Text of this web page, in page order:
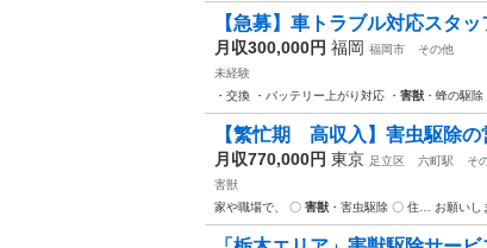
【急募】車トラブル対応スタ
月収300,000円 福岡 福岡市
その他
未経験
・交換 ・バッテリー上がり対応 ・ 害獣 ・蜂の駆
【繁忙期 高収入】害虫駆除の
月収770,000円 東京 足立区 六町駅
そ
害獣
家や職場で、 〇 害獣 ・害虫駆除 〇 住… お願いし